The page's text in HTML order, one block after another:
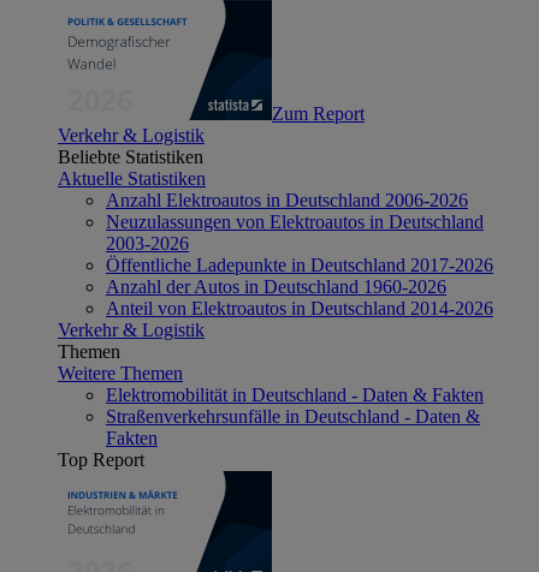
Zum Report
Verkehr & Logistik
Beliebte Statistiken
Aktuelle Statistiken
Anzahl Elektroautos in Deutschland 2006-2026
Neuzulassungen von Elektroautos in Deutschland
2003-2026
Öffentliche Ladepunkte in Deutschland 2017-2026
Anzahl der Autos in Deutschland 1960-2026
Anteil von Elektroautos in Deutschland 2014-2026
Verkehr & Logistik
Themen
Weitere Themen
Elektromobilität in Deutschland - Daten & Fakten
Straßenverkehrsunfälle in Deutschland - Daten &
Fakten
Top Report